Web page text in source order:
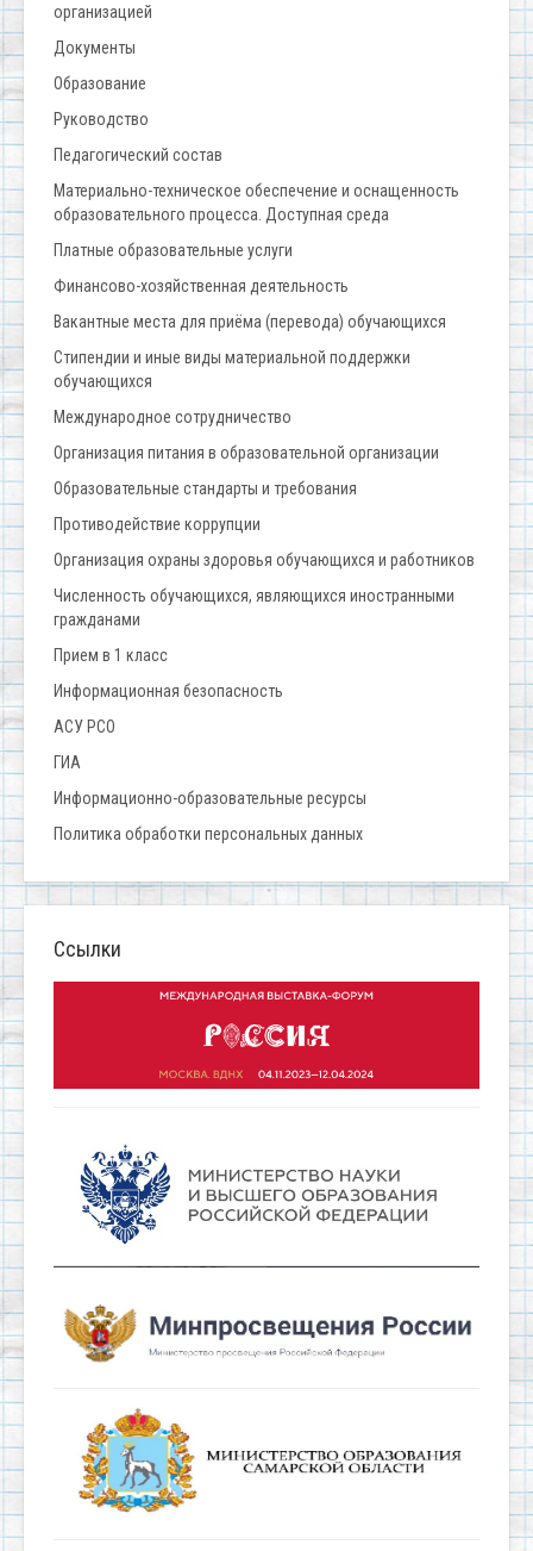
организацией
Документы
Образование
Руководство
Педагогический состав
Материально-техническое обеспечение и оснащенность
образовательного процесса. Доступная среда
Платные образовательные услуги
Финансово-хозяйственная деятельность
Вакантные места для приёма (перевода) обучающихся
Стипендии и иные виды материальной поддержки
обучающихся
Международное сотрудничество
Организация питания в образовательной организации
Образовательные стандарты и требования
Противодействие коррупции
Организация охраны здоровья обучающихся и работников
Численность обучающихся, являющихся иностранными
гражданами
Прием в 1 класс
Информационная безопасность
АСУ РСО
ГИА
Информационно-образовательные ресурсы
Политика обработки персональных данных
Ссылки